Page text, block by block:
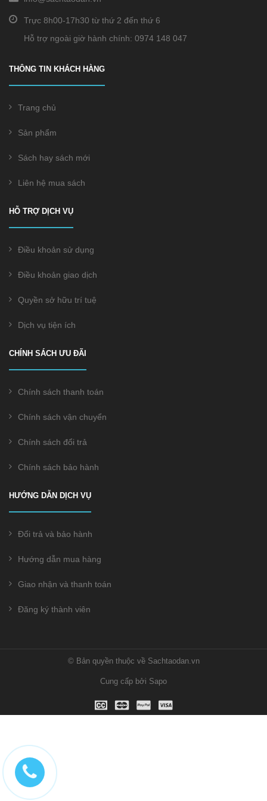
Trực 8h00-17h30 từ thứ 2 đến thứ 6
Hỗ trợ ngoài giờ hành chính: 0974 148 047
THÔNG TIN KHÁCH HÀNG
Trang chủ
Sản phẩm
Sách hay sách mới
Liên hệ mua sách
HỖ TRỢ DỊCH VỤ
Điều khoản sử dụng
Điều khoản giao dịch
Quyền sở hữu trí tuệ
Dịch vụ tiện ích
CHÍNH SÁCH ƯU ĐÃI
Chính sách thanh toán
Chính sách vận chuyển
Chính sách đổi trả
Chính sách bảo hành
HƯỚNG DẪN DỊCH VỤ
Đổi trả và bảo hành
Hướng dẫn mua hàng
Giao nhận và thanh toán
Đăng ký thành viên
© Bản quyền thuộc về Sachtaodan.vn
Cung cấp bởi Sapo